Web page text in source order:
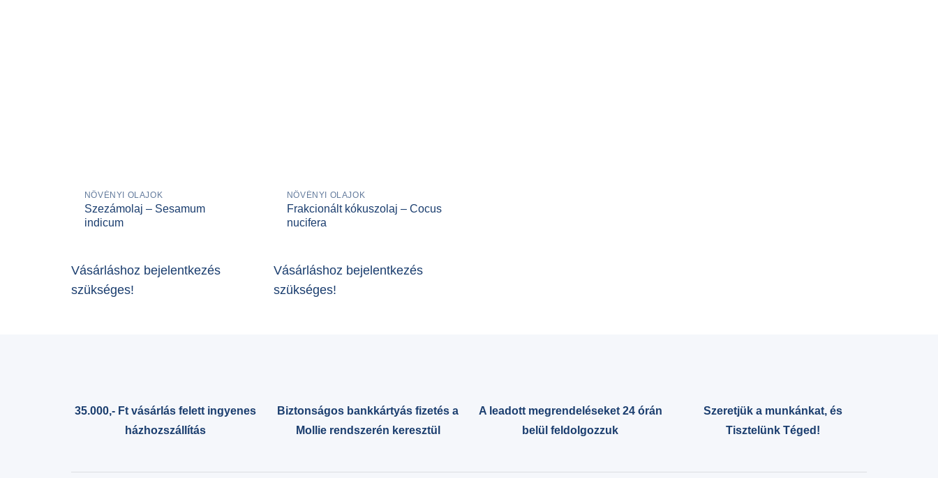
NÖVÉNYI OLAJOK
Szezámolaj – Sesamum
indicum
Vásárláshoz bejelentkezés
szükséges!
NÖVÉNYI OLAJOK
Frakcionált kókuszolaj – Cocus
nucifera
Vásárláshoz bejelentkezés
szükséges!
35.000,- Ft vásárlás felett ingyenes
házhozszállítás
Biztonságos bankkártyás fizetés a
Mollie rendszerén keresztül
A leadott megrendeléseket 24 órán
belül feldolgozzuk
Szeretjük a munkánkat, és
Tisztelünk Téged!